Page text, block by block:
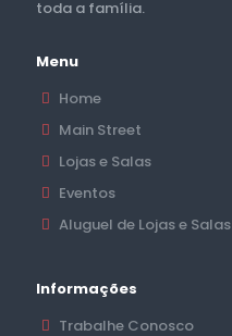
toda a família.
Menu
Home
Main Street
Lojas e Salas
Eventos
Aluguel de Lojas e Salas
Informações
Trabalhe Conosco